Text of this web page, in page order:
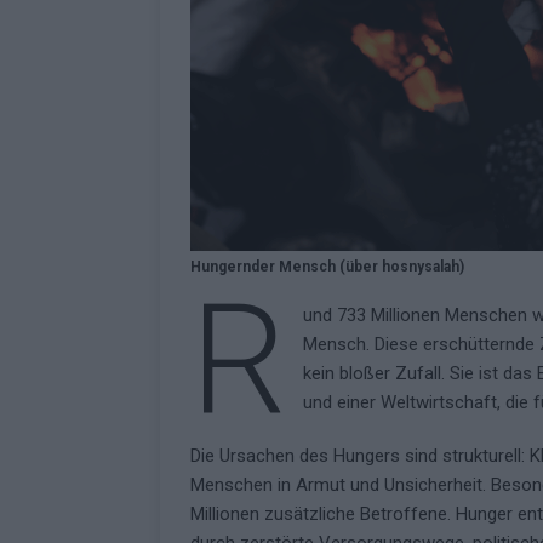
KOMMENTAR
Hungernder Mensch (über hosnysalah)
R
und 733 Millionen Menschen
Mensch. Diese
kein bloßer Zufall. Sie ist das
und einer Weltwirtschaft, die
Die Ursachen des Hungers sind strukturell:
Menschen in Armut und Unsicherheit.
Millionen zusätzliche Betroffene. Hunger